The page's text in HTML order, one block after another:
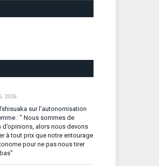
2026
sur l’autonomisation
: ” Nous sommes de
d’opinions, alors nous devons
à tout prix que notre entourage
pour ne pas nous tirer